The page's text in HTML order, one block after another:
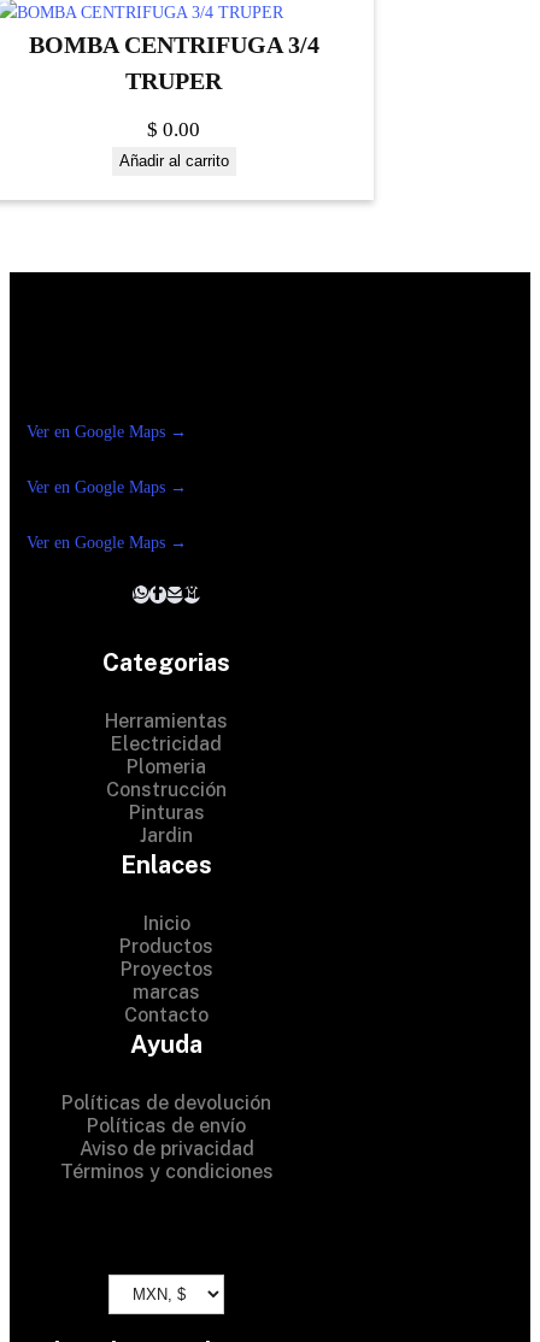
BOMBA CENTRIFUGA 3/4
TRUPER
$ 0.00
Añadir al carrito
Ver en Google Maps →
Ver en Google Maps →
Ver en Google Maps →
Categorias
Herramientas
Electricidad
Plomeria
Construcción
Pinturas
Jardin
Enlaces
Inicio
Productos
Proyectos
marcas
Contacto
Ayuda
Políticas de devolución
Políticas de envío
Aviso de privacidad
Términos y condiciones